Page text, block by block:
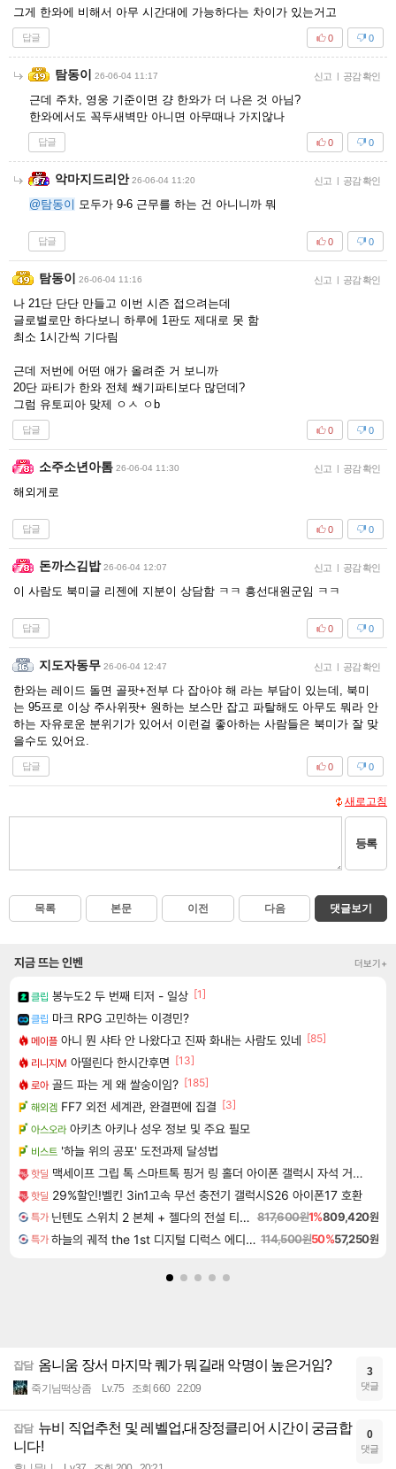
그게 한와에 비해서 아무 시간대에 가능하다는 차이가 있는거고
답글 0
0
탐동이 26-06-04 11:17 신고 | 공감 확인
근데 주차, 영웅 기준이면 걍 한와가 더 나은 것 아님?
한와에서도 꼭두새벽만 아니면 아무때나 가지않나
답글 0
0
악마지드리안 26-06-04 11:20 신고 | 공감 확인
@탐동이 모두가 9-6 근무를 하는 건 아니니까 뭐
답글 0
0
탐동이 26-06-04 11:16 신고 | 공감 확인
나 21단 단단 만들고 이번 시즌 접으려는데
글로벌로만 하다보니 하루에 1판도 제대로 못 함
최소 1시간씩 기다림
근데 저번에 어떤 애가 올려준 거 보니까
20단 파티가 한와 전체 쐐기파티보다 많던데?
그럼 유토피아 맞제 ㅇㅅ ㅇb
답글 0
0
소주소년아톰 26-06-04 11:30 신고 | 공감 확인
해외게로
답글 0
0
돈까스김밥 26-06-04 12:07 신고 | 공감 확인
이 사람도 북미글 리젠에 지분이 상담함 ㅋㅋ 흥선대원군임 ㅋㅋ
답글 0
0
지도자동무 26-06-04 12:47 신고 | 공감 확인
한와는 레이드 돌면 골팟+전부 다 잡아야 해 라는 부담이 있는데, 북미
는 95프로 이상 주사위팟+ 원하는 보스만 잡고 파탈해도 아무도 뭐라 안
하는 자유로운 분위기가 있어서 이런걸 좋아하는 사람들은 북미가 잘 맞
을수도 있어요.
답글 0
0
새로고침
등록
목록 본문 이전 다음 댓글보기
지금 뜨는 인벤 더보기+
클립 봉누도2 두 번째 티저 - 일상 [1]
클립 마크 RPG 고민하는 이경민?
메이플 아니 뭔 샤타 안 나왔다고 진짜 화내는 사람도 있네 [85]
리니지M 아떨린다 한시간후면 [13]
로아 골드 파는 게 왜 쌀숭이임? [185]
해외겜 FF7 외전 세계관, 완결편에 집결 [3]
아스오라 아키츠 아키나 성우 정보 및 주요 필모
비스트 '하늘 위의 공포' 도전과제 달성법
핫딜 맥세이프 그립 톡 스마트톡 핑거 링 홀더 아이폰 갤럭시 자석 거치대
핫딜 29%할인!벨킨 3in1고속 무선 충전기 갤럭시S26 아이폰17 호환
특가 닌텐도 스위치 2 본체 + 젤다의 전설 티어스 오브 더 킹덤 닌텐도 스위치 2 에디션 + 젤다의 전설 브레스 오브 더 와일드 닌텐도 스위치 2 에디션 번들 817,600원1%809,420원
특가 하늘의 궤적 the 1st 디지털 디럭스 에디션 Sora no Kiseki the 1st Digital Deluxe Edition 114,500원50%57,250원
잡담 옴니움 장서 마지막 퀘가 뭐길래 악명이 높은거임?
죽기님떡상좀 Lv.75 조회 660 22:09
3
댓글
잡담 뉴비 직업추천 및 레벨업,대장정클리어 시간이 궁금합
니다!
0
댓글